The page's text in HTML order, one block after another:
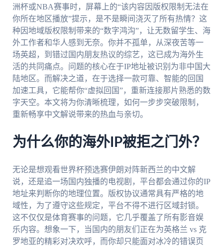
洲杯或NBA赛事时，屏幕上的“该内容因版权限制无法在
你所在地区播放”提示，是不是瞬间浇灭了所有热情？这
种因地域版权限制带来的“数字鸿沟”，让无数留学生、海
外工作者和华人感到无奈。你并不孤单，从深夜苦等一
场英超，到错过国内朋友热议的综艺，这已成为海外生
活的共同痛点。问题的核心在于IP地址被识别为非中国大
陆地区。而解决之道，在于选择一款可靠、智能的回国
加速工具，它能帮你“虚拟回国”，重新连接那片熟悉的数
字天空。本文将为你清晰梳理，如何一步步突破限制，
重新畅享中文解说带来的热血与亲切。
为什么你的海外IP被拒之门外？
无论是想观看世界杯预选赛伊朗对阵新西兰的中文解
说，还是追一场国内独播的电视剧，平台都会通过你的IP
地址来判断你的地理位置。版权协议通常具有严格的地
域性，为了遵守这些规定，平台不得不进行区域封锁。
这不仅仅是体育赛事的问题，它几乎覆盖了所有影音娱
乐内容。想象一下，当国内的朋友们正在为英格兰 vs 克
罗地亚的精彩对决欢呼，而你却只能面对冰冷的错误页